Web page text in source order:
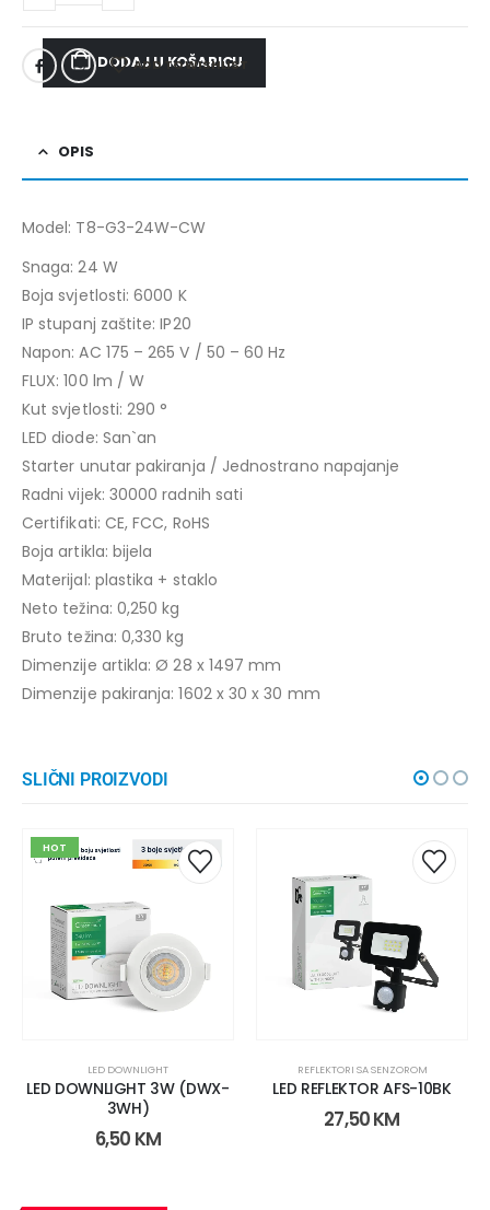
DODAJ U KOŠARICU
ADD TO WISHLIST
OPIS
Model: T8-G3-24W-CW
Snaga: 24 W
Boja svjetlosti: 6000 K
IP stupanj zaštite: IP20
Napon: AC 175 – 265 V / 50 – 60 Hz
FLUX: 100 lm / W
Kut svjetlosti: 290 °
LED diode: San`an
Starter unutar pakiranja / Jednostrano napajanje
Radni vijek: 30000 radnih sati
Certifikati: CE, FCC, RoHS
Boja artikla: bijela
Materijal: plastika + staklo
Neto težina: 0,250 kg
Bruto težina: 0,330 kg
Dimenzije artikla: Ø 28 x 1497 mm
Dimenzije pakiranja: 1602 x 30 x 30 mm
SLIČNI PROIZVODI
HOT
LED DOWNLIGHT
LED DOWNLIGHT 3W (DWX-
3WH)
6,50 KM
REFLEKTORI SA SENZOROM
LED REFLEKTOR AFS-10BK
27,50KM